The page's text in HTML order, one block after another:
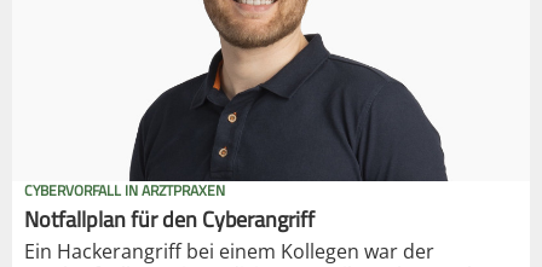
CYBERVORFALL IN ARZTPRAXEN
Notfallplan für den Cyberangriff
Ein Hackerangriff bei einem Kollegen war der